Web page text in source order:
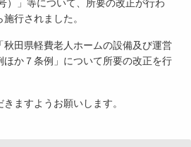
）」等について、所要の改正が行わ
行されました。
田県軽費老人ホームの設備及び運営
ほか７条例」について所要の改正を行
ますようお願いします。